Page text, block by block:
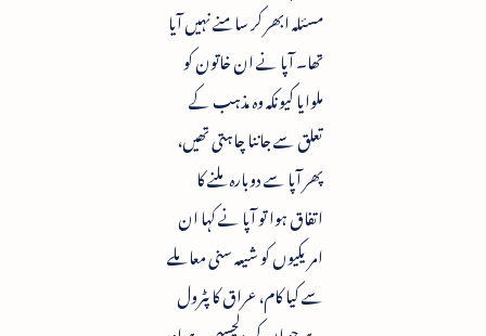
مسئلہ ابھر کر سامنے نہیں آیا
تھا۔ آپا نے ان خاتون کو
ملوایا کیونکہ وہ مذہب کے
تعلق سے جاننا چاہتی تھیں،
پھر آپا سے دوبارہ ملنے کا
اتفاق ہوا تو آپا نے کہا ان
امریکیوں کو شیعہ سنی معاملے
سے کیا کام، عراق کا پٹرول